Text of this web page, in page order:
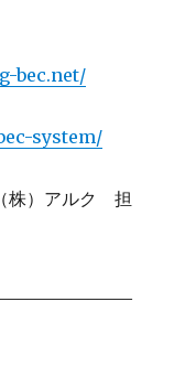
bec.net/
system/
株）アルク 担